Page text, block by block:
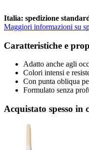
Italia: spedizione
Maggiori informazioni su
Caratteristiche e
Adatto anche agli
Colori intensi e
Con punta obliqua
Formulato senza
Acquistato spesso